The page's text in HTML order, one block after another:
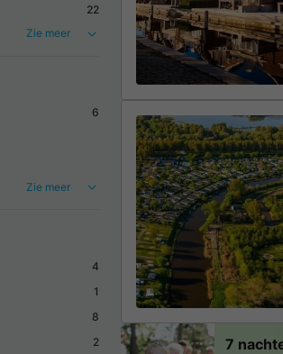
22
Zie meer
6
Zie meer
4
1
8
2 7